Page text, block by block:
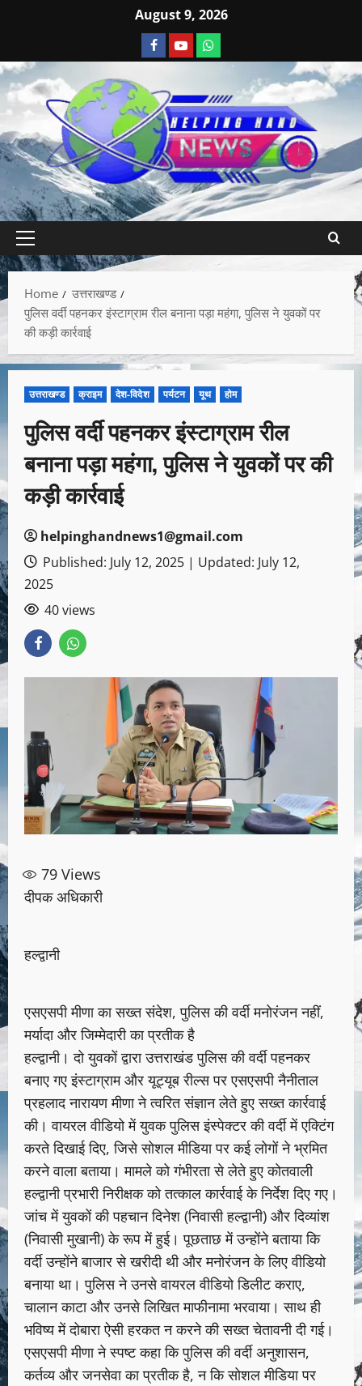
August 9, 2026
Home
उत्तराखण्ड
पुलिस वर्दी पहनकर इंस्टाग्राम रील बनाना पड़ा महंगा, पुलिस ने युवकों पर
की कड़ी कार्रवाई
उत्तराखण्ड क्राइम देश-विदेश पर्यटन यूथ होम
पुलिस वर्दी पहनकर इंस्टाग्राम रील
बनाना पड़ा महंगा, पुलिस ने युवकों पर की
कड़ी कार्रवाई
helpinghandnews1@gmail.com
Published: July 12, 2025 | Updated: July 12,
2025
40 views
79 Views
दीपक अधिकारी
हल्द्वानी
एसएसपी मीणा का सख्त संदेश, पुलिस की वर्दी मनोरंजन नहीं,
मर्यादा और जिम्मेदारी का प्रतीक है
हल्द्वानी। दो युवकों द्वारा उत्तराखंड पुलिस की वर्दी पहनकर
बनाए गए इंस्टाग्राम और यूट्यूब रील्स पर एसएसपी नैनीताल
प्रहलाद नारायण मीणा ने त्वरित संज्ञान लेते हुए सख्त कार्रवाई
की। वायरल वीडियो में युवक पुलिस इंस्पेक्टर की वर्दी में एक्टिंग
करते दिखाई दिए, जिसे सोशल मीडिया पर कई लोगों ने भ्रमित
करने वाला बताया। मामले को गंभीरता से लेते हुए कोतवाली
हल्द्वानी प्रभारी निरीक्षक को तत्काल कार्रवाई के निर्देश दिए गए।
जांच में युवकों की पहचान दिनेश (निवासी हल्द्वानी) और दिव्यांश
(निवासी मुखानी) के रूप में हुई। पूछताछ में उन्होंने बताया कि
वर्दी उन्होंने बाजार से खरीदी थी और मनोरंजन के लिए वीडियो
बनाया था। पुलिस ने उनसे वायरल वीडियो डिलीट कराए,
चालान काटा और उनसे लिखित माफीनामा भरवाया। साथ ही
भविष्य में दोबारा ऐसी हरकत न करने की सख्त चेतावनी दी गई।
एसएसपी मीणा ने स्पष्ट कहा कि पुलिस की वर्दी अनुशासन,
कर्तव्य और जनसेवा का प्रतीक है, न कि सोशल मीडिया पर